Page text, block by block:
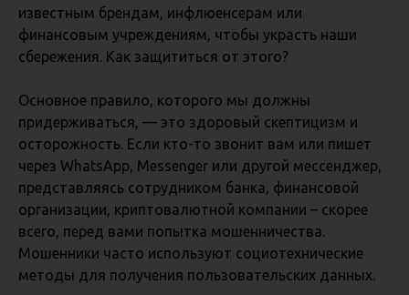
известным брендам, инфлюенсерам или
финансовым учреждениям, чтобы украсть наши
сбережения. Как защититься от этого?
Основное правило, которого мы должны
придерживаться, — это здоровый скептицизм и
осторожность. Если кто-то звонит вам или пишет
через WhatsApp, Messenger или другой мессенджер,
представляясь сотрудником банка, финансовой
организации, криптовалютной компании – скорее
всего, перед вами попытка мошенничества.
Мошенники часто используют социотехнические
методы для получения пользовательских данных.